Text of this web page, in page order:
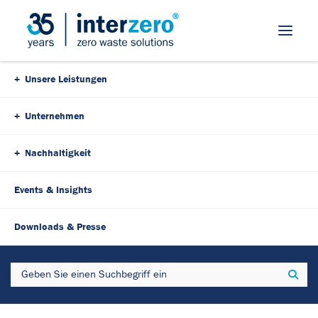
Skip Navigation
Unsere Leistungen
Unternehmen
Nachhaltigkeit
Events & Insights
Downloads & Presse
Search
EPR-Service in Spanien:
Interzero als bevollmächtigter